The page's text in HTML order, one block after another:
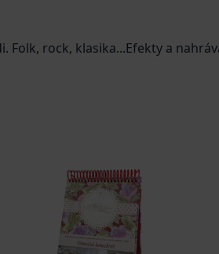
Folk, rock, klasika...Efekty a
předchozích zkušeností, protože
a soustředění, výsledky se
po vybrnkávání, ohýbání
kytarových mágů, získáte i
zda postupujete správně.